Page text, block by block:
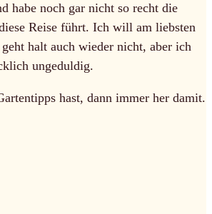
habe noch gar nicht so recht die
Reise führt. Ich will am liebsten
halt auch wieder nicht, aber ich
ungeduldig.
hast, dann immer her damit.